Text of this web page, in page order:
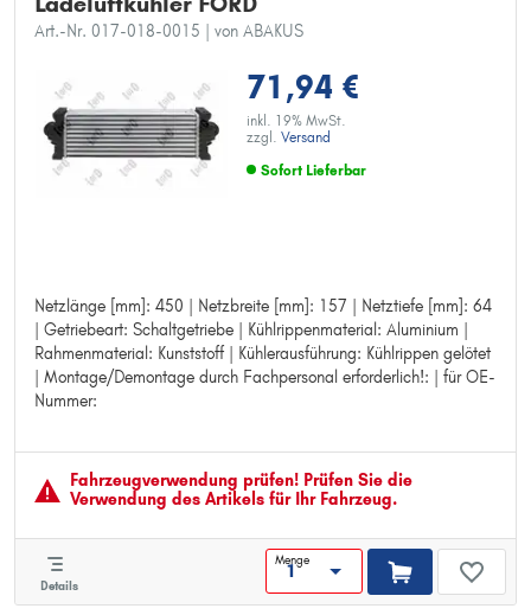
Art.-Nr. 017-018-0015 | von ABAKUS
71,94 €
inkl. 19% MwSt.
zzgl. Versand
Sofort Lieferbar
Netzlänge [mm]: 450 | Netzbreite [mm]: 157 | Netztiefe [mm]: 64
| Getriebeart: Schaltgetriebe | Kühlrippenmaterial: Aluminium |
Rahmenmaterial: Kunststoff | Kühlerausführung: Kühlrippen gelötet
| Montage/Demontage durch Fachpersonal erforderlich!: | für OE-
Nummer:
Netzlänge [mm]: 450
Netzbreite [mm]: 157
Netztiefe [mm]: 64
Getriebeart: Schaltgetriebe
Kühlrippenmaterial: Aluminium
Kühlerausführung: Kühlrippen gelötet
Montage/Demontage durch Fachpersonal erforderlich!:
für OE-Nummer:
Fahrzeugver­wendung prüfen! Prüfen Sie die
Verwendung des Artikels für Ihr Fahrzeug.
Details
Menge